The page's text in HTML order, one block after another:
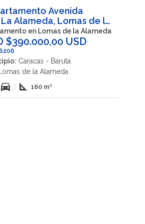
Avenida
Alameda, Lomas de la
Nuestra Señora
Miranda, 1080,
en Lomas de la Alameda
$390.000,00 USD
Caracas - Baruta
Lomas de la Alameda
directions_car | square_foot 160 m²